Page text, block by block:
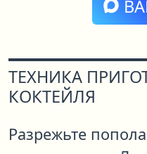
ТЕХНИКА
КОКТЕЙЛЯ
Разрежьте